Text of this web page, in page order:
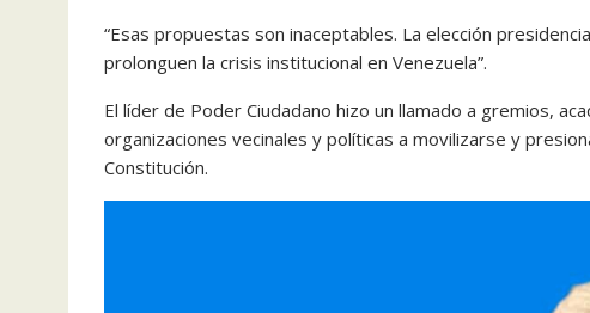
“Esas propuestas son inaceptables. La elección
prolonguen la crisis institucional en Venezuela”.
El líder de Poder Ciudadano hizo un llamado a gremios,
organizaciones vecinales y políticas a movilizarse y
Constitución.